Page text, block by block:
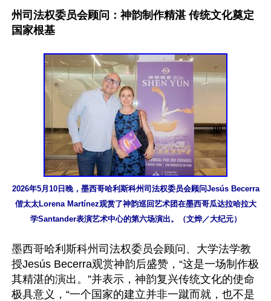
州司法权委员会顾问：神韵制作精湛 传统文化奠定
国家根基
2026年5月10日晚，墨西哥哈利斯科州司法权委员会顾问Jesús Becerra
偕太太Lorena Martínez观赏了神韵巡回艺术团在墨西哥瓜达拉哈拉大
学Santander表演艺术中心的第六场演出。（文烨／大纪元）
墨西哥哈利斯科州司法权委员会顾问、大学法学教
授Jesús Becerra观赏神韵后盛赞，“这是一场制作极
其精湛的演出。”并表示，神韵复兴传统文化的使命
极具意义，“一个国家的建立并非一蹴而就，也不是